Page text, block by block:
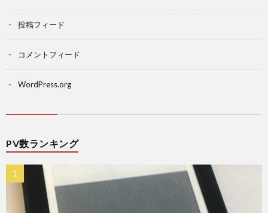
投稿フィード
コメントフィード
WordPress.org
PV数ランキング